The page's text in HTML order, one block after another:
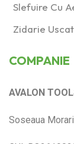
Slefuire Cu
Zidarie
COMPANIE
AVALON
Soseaua